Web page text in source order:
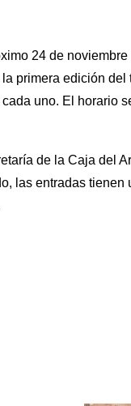
24 de
primera edición del
uno. El horario
de la Caja del
las entradas